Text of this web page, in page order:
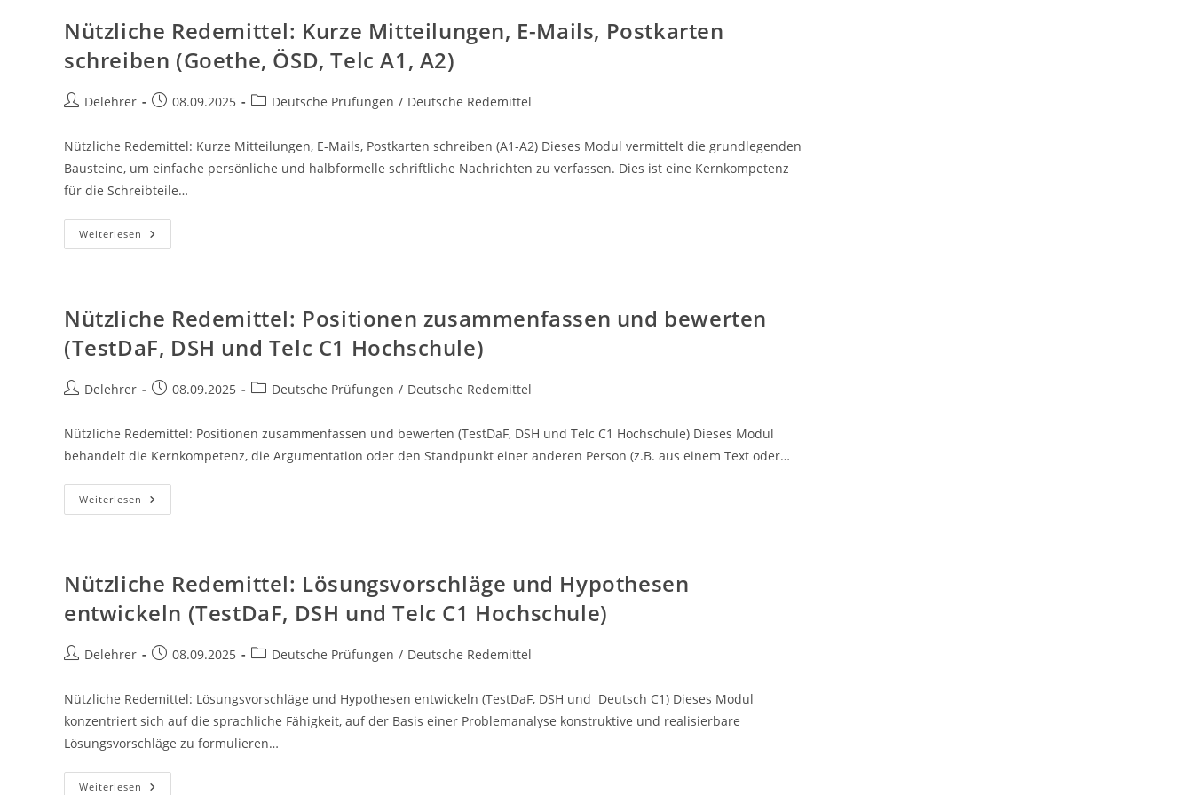
Mails
Schreiben
ÖSD,
Telc
Nützliche Redemittel: Kurze Mitteilungen, E-Mails, Postkarten
schreiben (Goethe, ÖSD, Telc A1, A2)
Beitrags-
Delehrer
Beitrag08.09.2025
Beitrags-
Deutsche Prüfungen / Deutsche Redemittel
Nützliche Redemittel: Kurze Mitteilungen, E-Mails, Postkarten schreiben (A1-A2) Dieses Modul vermittelt die grundlegenden
Bausteine, um einfache persönliche und halbformelle schriftliche Nachrichten zu verfassen. Dies ist eine Kernkompetenz
für die Schreibteile…
Weiterlesen Nützliche
Redemittel:
Postkarten
Schreiben
ÖSD,
Telc
A2)
Nützliche Redemittel: Positionen zusammenfassen und bewerten
(TestDaF, DSH und Telc C1 Hochschule)
Beitrags-
Delehrer
Beitrag08.09.2025
Beitrags-
Deutsche Prüfungen / Deutsche Redemittel
Nützliche Redemittel: Positionen zusammenfassen und bewerten (TestDaF, DSH und Telc C1 Hochschule) Dieses Modul
behandelt die Kernkompetenz, die Argumentation oder den Standpunkt einer anderen Person (z.B. aus einem Text oder…
Weiterlesen Nützliche
Redemittel:
(TestDaF,
DSH
Telc
C1
Nützliche Redemittel: Lösungsvorschläge und Hypothesen
entwickeln (TestDaF, DSH und Telc C1 Hochschule)
Beitrags-
Delehrer
Beitrag08.09.2025
Beitrags-
Deutsche Prüfungen / Deutsche Redemittel
Nützliche Redemittel: Lösungsvorschläge und Hypothesen entwickeln (TestDaF, DSH und Deutsch C1) Dieses Modul
konzentriert sich auf die sprachliche Fähigkeit, auf der Basis einer Problemanalyse konstruktive und realisierbare
Lösungsvorschläge zu formulieren…
Weiterlesen Nützliche